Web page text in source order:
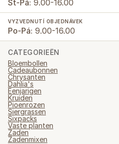
St-Pá: 9.00-16.00
VYZVEDNUTÍ OBJEDNÁVEK
Po-Pá: 9.00-16.00
CATEGORIEËN
Bloembollen
Cadeaubonnen
Chrysanten
Dahlia's
Eenjarigen
Kruiden
Pioenrozen
Siergrassen
Sixpacks
Vaste planten
Zaden
Zadenmixen